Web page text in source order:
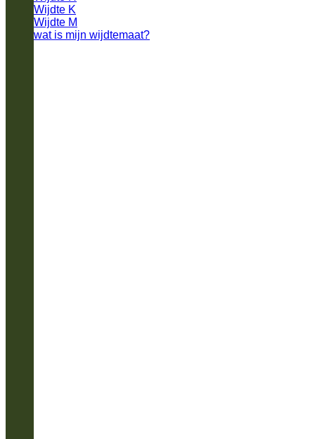
Wijdte K
Wijdte M
wat is mijn wijdtemaat?